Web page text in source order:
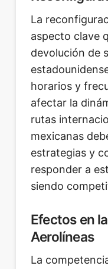
La
aspecto clave
devolución de
horarios y
afectar la
rutas
mexicanas
estrategias y
responder a
siendo
Efectos en
Aerolíneas
La